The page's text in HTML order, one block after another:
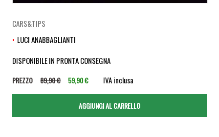
CARS&TIPS
LUCI ANABBAGLIANTI
DISPONIBILE IN PRONTA CONSEGNA
PREZZO 89,90 € 59,90 € IVA inclusa